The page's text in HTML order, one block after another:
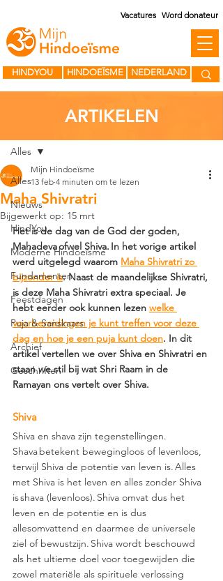
HINDOEÏSME
HINDYOU NEDERLAND
Vacatures Word donateur
Alles
Nieuws
HindYou
Moderne Hindoeïsme
Fundamenten
Feestdagen
Puja & Sanskaars
Archief
Geschriften
Alles
Maha Shivratri
Mijn Hindoeïsme
13 feb 4 minuten om te lezen
Bijgewerkt op: 15 mrt
Het is de dag van de God der goden,
Mahadeva ofwel Shiva. In het vorige artikel
werd uitgelegd waarom Maha Shivratri zo
bijzonder is. Naast de maandelijkse Shivratri,
is deze Maha Shivratri extra speciaal. Je
hebt eerder ook kunnen lezen welke
voorbereidingen je kunt treffen voor deze
dag en hoe je een puja kunt doen. In dit
artikel vertellen we over Shiva en Shivratri en
staan we stil bij wat Shri Raam in de
Ramayan ons vertelt over Shiva.
Shiva
Shiva en shava zijn tegenstellingen.
Shava betekent bewegingloos of levenloos,
terwijl Shiva de potentie van leven is. Alles
met Shiva is het leven en alles zonder Shiva
is shava (levenloos). Shiva omvat dus het
leven en de potentie en is dus
allesomvattend en daarmee de universele
ziel of bewustzijn. Shiva wordt beschouwd
als het ultieme doel voor toegewijden die
zowel materiële als spirituele verlossing
ARTIKELEN